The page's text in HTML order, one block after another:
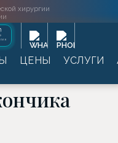
хирургии
ЦЕНЫ УСЛУГИ
→ Ринопластика